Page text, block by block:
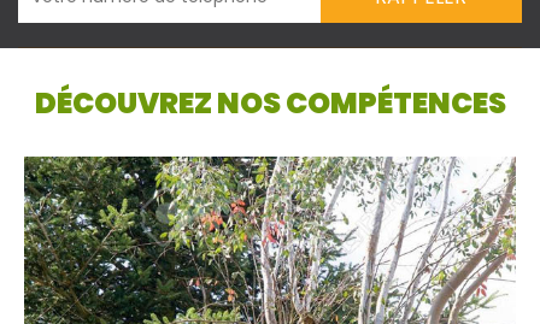
DÉCOUVREZ NOS COMPÉTENCES